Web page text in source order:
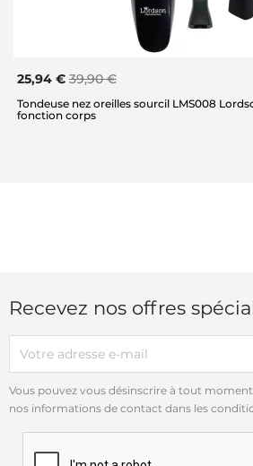
25,94 € 39,90 €
Tondeuse nez oreilles sourcil LMS008
fonction corps
Recevez nos offres
Vous pouvez vous désinscrire à tout
nos informations de contact dans les